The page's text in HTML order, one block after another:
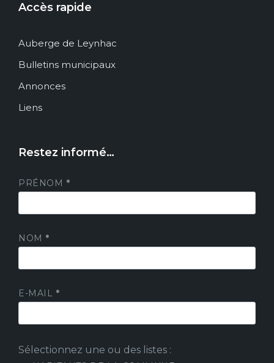
Accès rapide
Auberge de Leynhac
Bulletins municipaux
Annonces
Liens
Restez informé…
PRÉNOM *
NOM *
E-MAIL *
Sélectionnez une ou des listes :